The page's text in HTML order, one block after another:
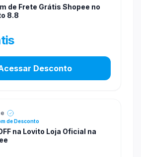
de Frete Grátis Shopee no
8.8
Desconto
de Desconto
na Lovito Loja Oficial na